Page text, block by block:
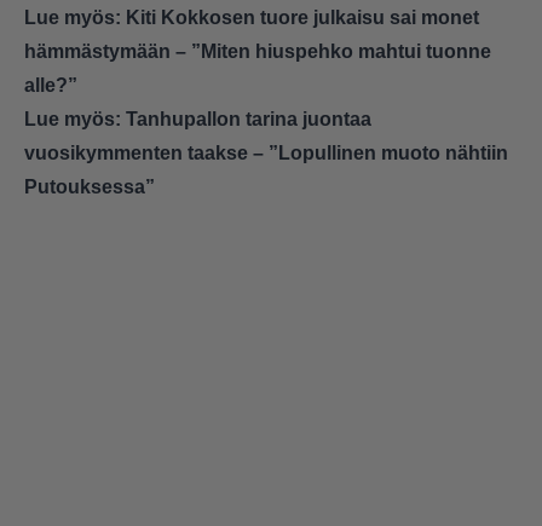
Lue myös: Kiti Kokkosen tuore julkaisu sai monet
hämmästymään – ”Miten hiuspehko mahtui tuonne
alle?”
Lue myös: Tanhupallon tarina juontaa
vuosikymmenten taakse – ”Lopullinen muoto nähtiin
Putouksessa”